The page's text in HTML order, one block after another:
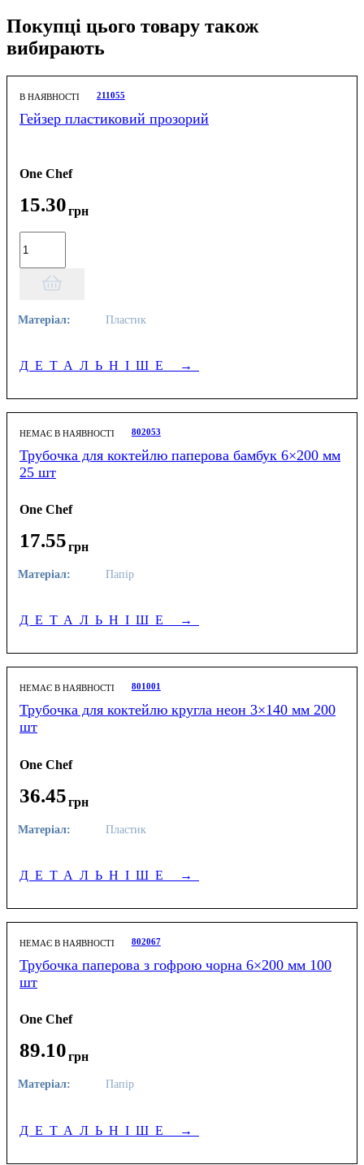
Покупці цього товару також
вибирають
В НАЯВНОСТІ 211055
Гейзер пластиковий прозорий
One Chef
15.30грн
Матеріал: Пластик
ДЕТАЛЬНІШЕ →
НЕМАЄ В НАЯВНОСТІ 802053
Трубочка для коктейлю паперова бамбук 6×200 мм
25 шт
One Chef
17.55грн
Матеріал: Папір
ДЕТАЛЬНІШЕ →
НЕМАЄ В НАЯВНОСТІ 801001
Трубочка для коктейлю кругла неон 3×140 мм 200
шт
One Chef
36.45грн
Матеріал: Пластик
ДЕТАЛЬНІШЕ →
НЕМАЄ В НАЯВНОСТІ 802067
Трубочка паперова з гофрою чорна 6×200 мм 100
шт
One Chef
89.10грн
Матеріал: Папір
ДЕТАЛЬНІШЕ →